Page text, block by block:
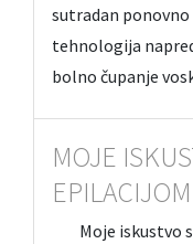
sutradan ponovno
tehnologija
bolno čupanje
MOJE
EPILACIJOM
Moje iskustvo